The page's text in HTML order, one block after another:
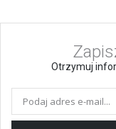
Otrzymuj